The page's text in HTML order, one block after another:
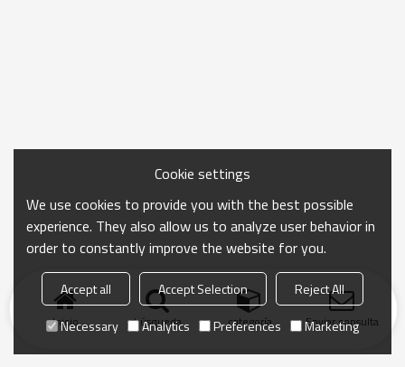
Inicio búsqueda categoría Enviar consulta
Cookie settings
We use cookies to provide you with the best possible
experience. They also allow us to analyze user behavior in
order to constantly improve the website for you.
Accept all Accept Selection
Reject All
Necessary
Analytics Preferences Marketing